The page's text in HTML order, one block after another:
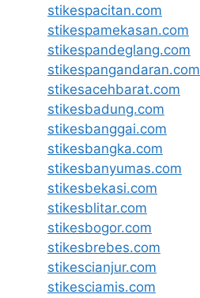
stikespacitan.com
stikespamekasan.com
stikespandeglang.com
stikespangandaran.com
stikesacehbarat.com
stikesbadung.com
stikesbanggai.com
stikesbangka.com
stikesbanyumas.com
stikesbekasi.com
stikesblitar.com
stikesbogor.com
stikesbrebes.com
stikescianjur.com
stikesciamis.com